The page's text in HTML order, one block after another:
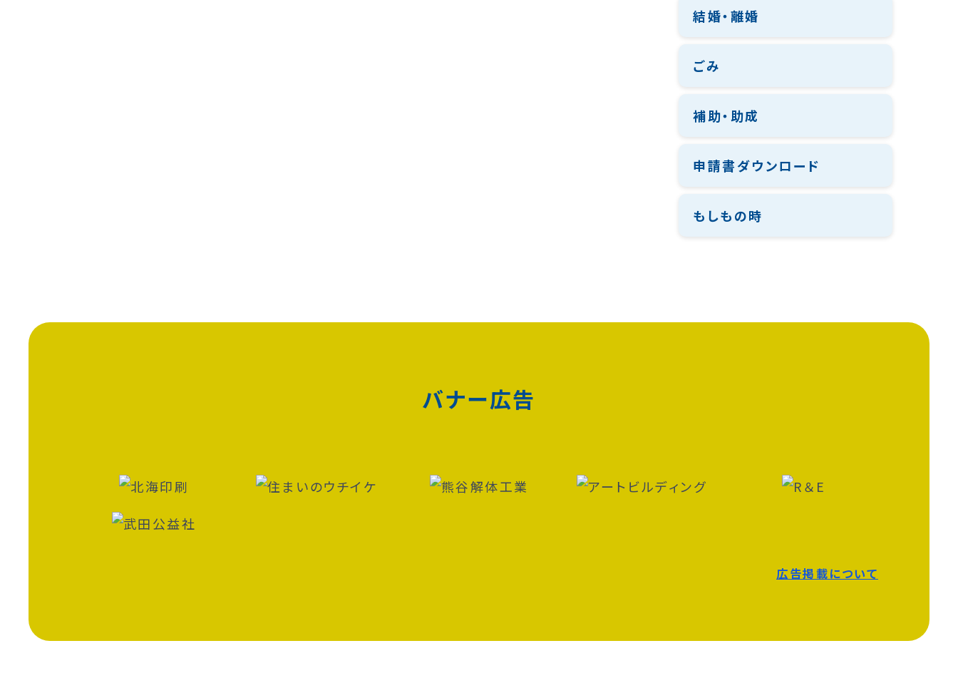
結婚・離婚
ごみ
補助・助成
申請書ダウンロード
もしもの時
バナー広告
広告掲載について